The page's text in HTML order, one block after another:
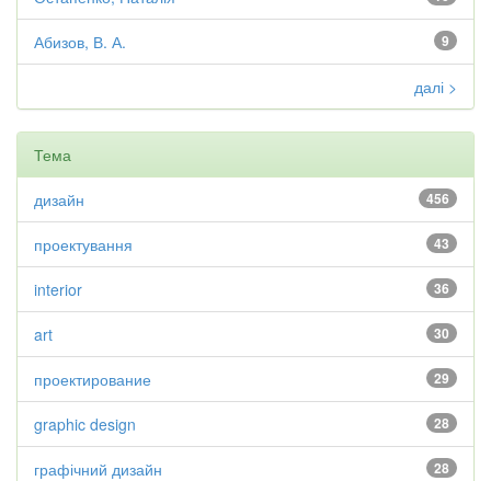
9
Абизов, В. А.
далі >
Тема
456
дизайн
43
проектування
36
interior
30
art
29
проектирование
28
graphic design
28
графічний дизайн